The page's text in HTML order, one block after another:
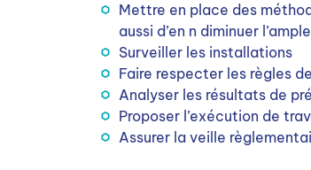
Mettre en place des
aussi d’en n diminuer
Surveiller les installations
Faire respecter les règles
Analyser les résultats de
Proposer l’exécution de
Assurer la veille